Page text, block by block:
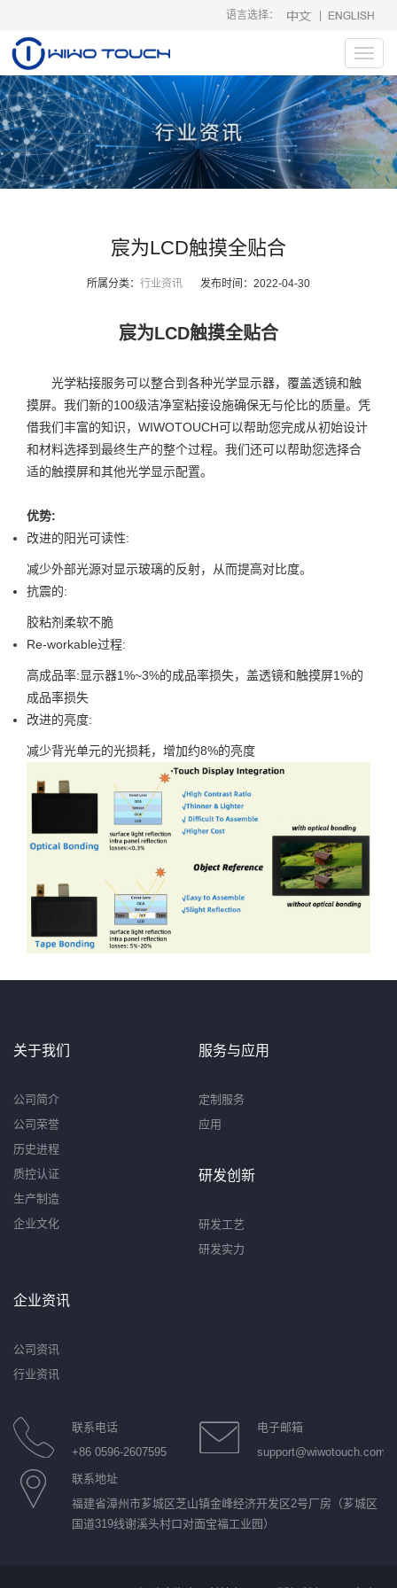
语言选择：
宸为LCD触摸全贴合
所属分类： 行业资讯 发布时间： 2022-04-30
宸为LCD触摸全贴合
光学粘接服务可以整合到各种光学显示器，覆盖透镜和触
摸屏。我们新的100级洁净室粘接设施确保无与伦比的质量。凭
借我们丰富的知识，WIWOTOUCH可以帮助您完成从初始设计
和材料选择到最终生产的整个过程。我们还可以帮助您选择合
适的触摸屏和其他光学显示配置。
优势:
改进的阳光可读性:
减少外部光源对显示玻璃的反射，从而提高对比度。
抗震的:
胶粘剂柔软不脆
Re-workable过程:
高成品率:显示器1%~3%的成品率损失，盖透镜和触摸屏1%的
成品率损失
改进的亮度:
减少背光单元的光损耗，增加约8%的亮度
关于我们
公司简介
公司荣誉
历史进程
质控认证
生产制造
企业文化
服务与应用
定制服务
应用
研发创新
研发工艺
研发实力
企业资讯
公司资讯
行业资讯
联系电话
+86 0596-2607595
电子邮箱
support@wiwotouch.com
联系地址
福建省漳州市芗城区芝山镇金峰经济开发区2号厂房（芗城区
国道319线谢溪头村口对面宝福工业园）